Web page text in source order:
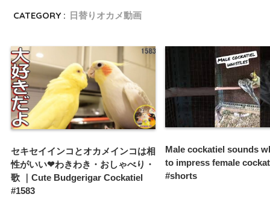
CATEGORY : 日替りオカメ動画
セキセイインコとオカメインコは相
性がいい❤わきわき・おしゃべり・
歌 ｜Cute Budgerigar Cockatiel
#1583
Male cockatiel sounds
to impress female
#shorts